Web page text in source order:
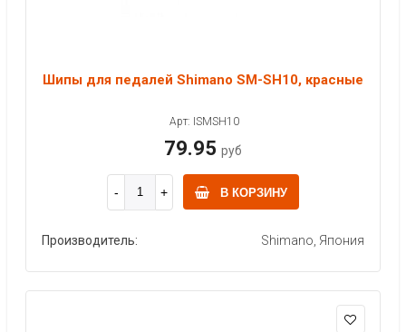
Шипы для педалей Shimano SM-SH10, красные
Арт: ISMSH10
79.95 руб
В КОРЗИНУ
Производитель: Shimano, Япония